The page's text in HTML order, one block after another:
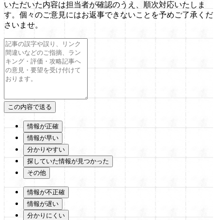
いただいた内容は担当者が確認のうえ、順次対応いたしま
す。個々のご意見にはお返事できないことを予めご了承くだ
さいませ。
情報が正確
情報が早い
分かりやすい
探していた情報が見つかった
その他
情報が不正確
情報が遅い
分かりにくい